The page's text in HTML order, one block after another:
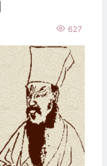
627